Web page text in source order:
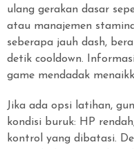
ulang gerakan dasar
atau manajemen
seberapa jauh dash,
detik cooldown.
game mendadak
Jika ada opsi latihan,
kondisi buruk: HP
kontrol yang dibatasi.